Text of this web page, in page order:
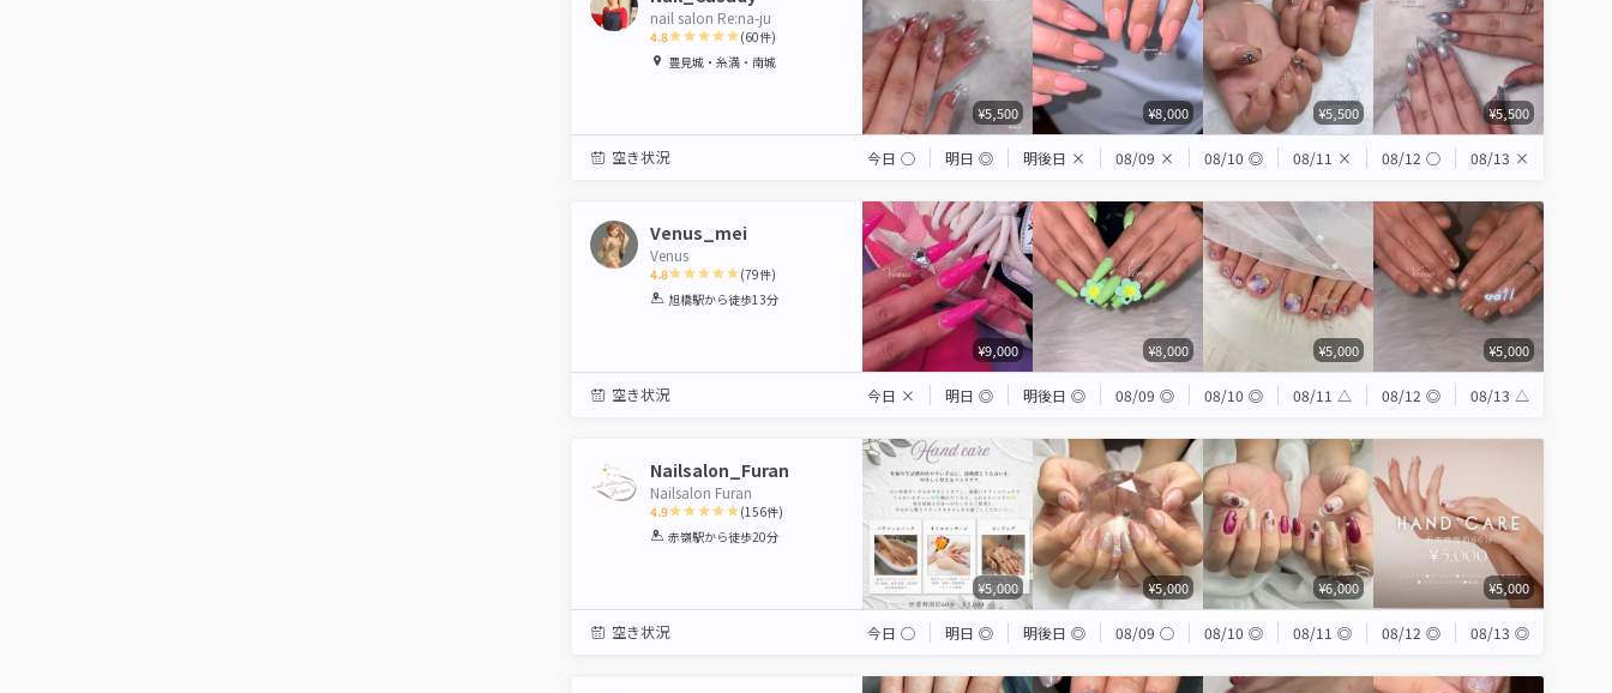
nail salon Re:na-ju
4.8
1 2 3 4 5
(60件)
豊見城・糸満・南城
¥5,500 ¥8,000 ¥5,500 ¥5,500
空き状況 今日 ◯ 明日 ◎ 明後日 × 08/09 × 08/10 ◎ 08/11 × 08/12 ◯ 08/13 ×
Venus_mei
Venus
4.8
1 2 3 4 5
(79件)
旭橋駅から徒歩13分
¥9,000 ¥8,000 ¥5,000 ¥5,000
空き状況 今日 × 明日 ◎ 明後日 ◎ 08/09 ◎ 08/10 ◎ 08/11 △ 08/12 ◎ 08/13 △
Nailsalon_Furan
Nailsalon Furan
4.9
1 2 3 4 5
(156件)
赤嶺駅から徒歩20分
¥5,000 ¥5,000 ¥6,000 ¥5,000
空き状況 今日 ◯ 明日 ◎ 明後日 ◎ 08/09 ◯ 08/10 ◎ 08/11 ◎ 08/12 ◎ 08/13 ◎